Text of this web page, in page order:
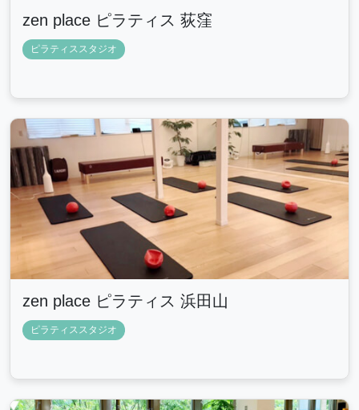
zen place ピラティス 荻窪
ピラティススタジオ
zen place ピラティス 浜田山
ピラティススタジオ